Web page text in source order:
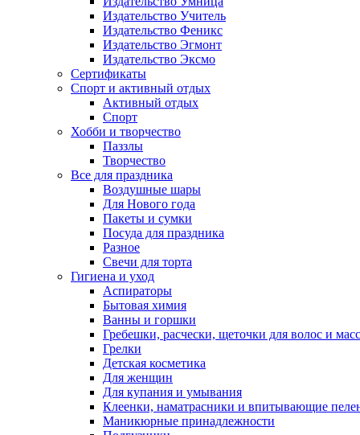
Издательство Учитель
Издательство Феникс
Издательство Эгмонт
Издательство Эксмо
Сертификаты
Спорт и активный отдых
Активный отдых
Спорт
Хобби и творчество
Паззлы
Творчество
Все для праздника
Воздушные шары
Для Нового года
Пакеты и сумки
Посуда для праздника
Разное
Свечи для торта
Гигиена и уход
Аспираторы
Бытовая химия
Ванны и горшки
Гребешки, расчески, щеточки для волос и
Грелки
Детская косметика
Для женщин
Для купания и умывания
Клеенки, наматрасники и впитывающие
Маникюрные принадлежности